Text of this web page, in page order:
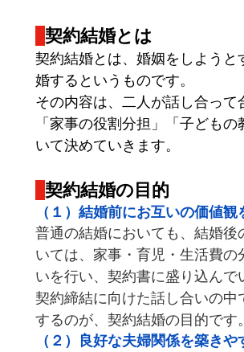
契約結婚とは
契約結婚とは、婚姻をしよう
婚するというものです。
その内容は、二人が話し合って
「家事の役割分担」「子ども
いて決めていきます。
契約結婚の目的
（１）結婚前にお互いの価値観
普通の結婚においても、結婚
いては、家事・育児・生活費
いを行い、契約書に盛り込んで
契約締結に向けた話し合いの
するのが、契約結婚の目的です。
（２）良好な夫婦関係を築きや